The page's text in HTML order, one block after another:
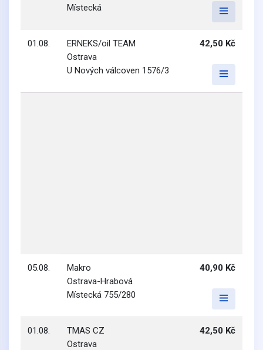
Místecká
01.08.
ERNEKS/oil TEAM
Ostrava
U Nových válcoven 1576/3
42,50 Kč
05.08.
Makro
Ostrava-Hrabová
Místecká 755/280
40,90 Kč
01.08.
TMAS CZ
Ostrava
42,50 Kč